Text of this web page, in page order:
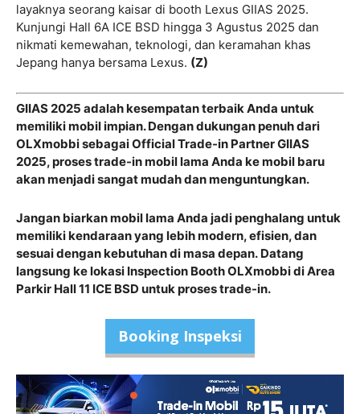
layaknya seorang kaisar di booth Lexus GIIAS 2025.
Kunjungi Hall 6A ICE BSD hingga 3 Agustus 2025 dan
nikmati kemewahan, teknologi, dan keramahan khas
Jepang hanya bersama Lexus. (Z)
GIIAS 2025 adalah kesempatan terbaik Anda untuk
memiliki mobil impian. Dengan dukungan penuh dari
OLXmobbi sebagai Official Trade-in Partner GIIAS
2025, proses trade-in mobil lama Anda ke mobil baru
akan menjadi sangat mudah dan menguntungkan.
Jangan biarkan mobil lama Anda jadi penghalang untuk
memiliki kendaraan yang lebih modern, efisien, dan
sesuai dengan kebutuhan di masa depan. Datang
langsung ke lokasi Inspection Booth OLXmobbi di Area
Parkir Hall 11 ICE BSD untuk proses trade-in.
Booking Inspeksi